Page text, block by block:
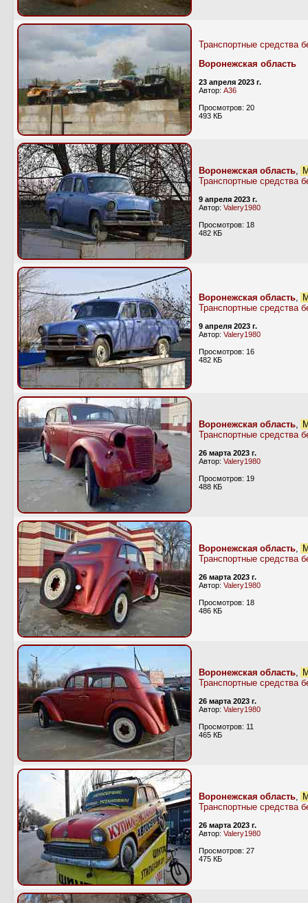
Транспортные средства
Воронежская область
23 апреля 2023 г.
Автор: А36
Просмотров: 20
493 КБ
Воронежская область,
Транспортные средства
9 апреля 2023 г.
Автор: Valery1980
Просмотров: 18
482 КБ
Воронежская область,
Транспортные средства
9 апреля 2023 г.
Автор: Valery1980
Просмотров: 16
482 КБ
Воронежская область,
Транспортные средства
26 марта 2023 г.
Автор: Valery1980
Просмотров: 19
488 КБ
Воронежская область,
Транспортные средства
26 марта 2023 г.
Автор: Valery1980
Просмотров: 18
486 КБ
Воронежская область,
Транспортные средства
26 марта 2023 г.
Автор: Valery1980
Просмотров: 11
465 КБ
Воронежская область,
Транспортные средства
26 марта 2023 г.
Автор: Valery1980
Просмотров: 27
475 КБ